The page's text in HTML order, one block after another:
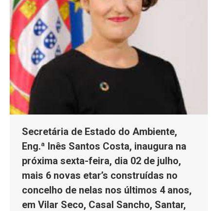
Secretária de Estado do Ambiente,
Eng.ª Inês Santos Costa, inaugura na
próxima sexta-feira, dia 02 de julho,
mais 6 novas etar’s construídas no
concelho de nelas nos últimos 4 anos,
em Vilar Seco, Casal Sancho, Santar,